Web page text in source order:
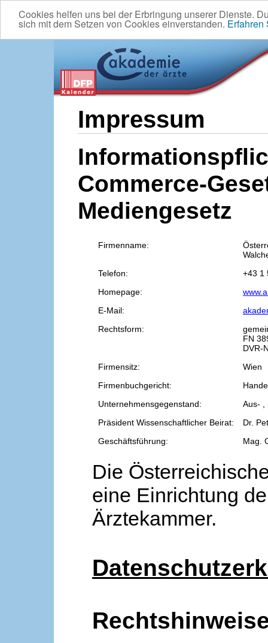
Cookies helfen uns bei der Erbringung unserer Dienste.
sich mit dem Setzen von Cookies einverstanden. Erfahren
Impressum
Commerce-
Mediengesetz
Firmenname:
Telefon:
+43 1
Homepage:
E-Mail:
Rechtsform:
FN
DVR-
Firmensitz:
Wien
Firmenbuchgericht:
Unternehmensgegenstand:
Aus- ,
Präsident Wissenschaftlicher Beirat:
Dr.
Geschäftsführung:
Mag.
Die
eine Einrichtung
Ärztekammer.